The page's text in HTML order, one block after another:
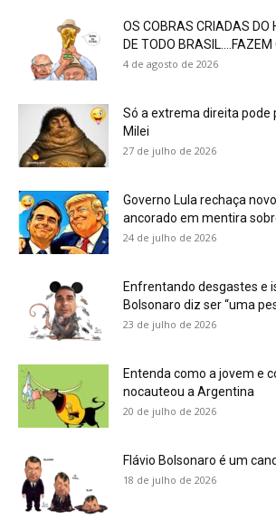
OS COBRAS CRIADAS DO
DE TODO BRASIL….FAZEM
4 de agosto de 2026
Só a extrema direita pode
Milei
27 de julho de 2026
Governo Lula rechaça
ancorado em mentira
24 de julho de 2026
Enfrentando desgastes e
Bolsonaro diz ser “uma
23 de julho de 2026
Entenda como a jovem e
nocauteou a Argentina
20 de julho de 2026
Flávio Bolsonaro é um
18 de julho de 2026